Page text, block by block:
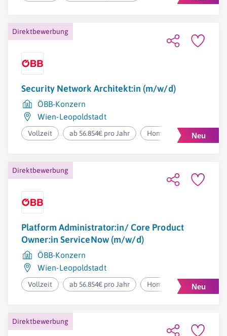
Direktbewerbung
Security Network Architekt:in (m/w/d)
ÖBB-Konzern
Wien-Leopoldstadt
Vollzeit ab 56.854€ pro Jahr Homeoffice
Direktbewerbung
Platform Administrator:in/ Core Product
Owner:in ServiceNow (m/w/d)
ÖBB-Konzern
Wien-Leopoldstadt
Vollzeit ab 56.854€ pro Jahr Homeoffice
Direktbewerbung